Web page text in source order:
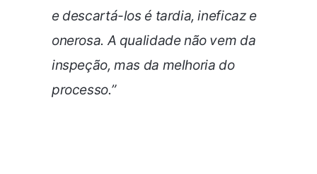
e descartá-los é tardia, ineficaz e
onerosa. A qualidade não vem da
inspeção, mas da melhoria do
processo.”